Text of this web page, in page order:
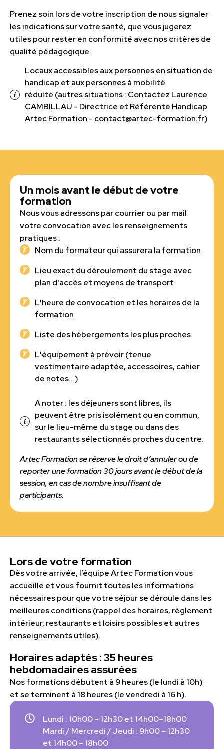
Prenez soin lors de votre inscription de nous signaler
les indications sur votre santé, que vous jugerez
utiles pour rester en conformité avec nos critères de
qualité pédagogique.
Locaux accessibles aux personnes en situation de
handicap et aux personnes à mobilité
réduite (autres situations : Contactez Laurence
CAMBILLAU - Directrice et Référente Handicap
Artec Formation - contact@artec-formation.fr)
Un mois avant le début de votre
formation
Nous vous adressons par courrier ou par mail
votre convocation avec les renseignements
pratiques :
Nom du formateur qui assurera la formation
Lieu exact du déroulement du stage avec
plan d'accès et moyens de transport
L'heure de convocation et les horaires de la
formation
Liste des hébergements les plus proches
L'équipement à prévoir (tenue
vestimentaire adaptée, accessoires, cahier
de notes...)
A noter : les déjeuners sont libres, ils
peuvent être pris isolément ou en commun,
sur le lieu-même du stage ou dans des
restaurants sélectionnés proches du centre.
Artec Formation se réserve le droit d’annuler ou de
reporter une formation 30 jours avant le début de la
session, en cas de nombre insuffisant de
participants.
Lors de votre formation
Dès votre arrivée, l’équipe Artec Formation vous
accueille et vous fournit toutes les informations
nécessaires pour que votre séjour se déroule dans les
meilleures conditions (rappel des horaires, règlement
intérieur, restaurants et loisirs possibles et autres
renseignements utiles).
Horaires adaptés : 35 heures
hebdomadaires assurées
Nos formations débutent à 9 heures (le lundi à 10h)
et se terminent à 18 heures (le vendredi à 16 h).
Lundi : 10h00 – 12h30 et 14h00–18h00
Mardi / Mercredi / Jeudi : 9h00 – 12h30
et 14h00 – 18h00